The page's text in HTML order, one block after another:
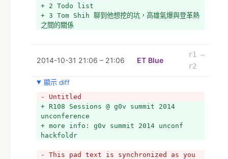
+ 2 Todo list
+ 3 Tom Shih 聊到他想挖的坑，高雄氣爆與登革熱
之間的關係
+ (白板照片待補
（26 行未修改）
2014-10-31 21:06 – 21:06 ET Blue
r1 –
r2
顯示 diff
- Untitled
+ R108 Sessions @ g0v summit 2014
unconference
+ more info: g0v summit 2014 unconf
hackfoldr
- This pad text is synchronized as you